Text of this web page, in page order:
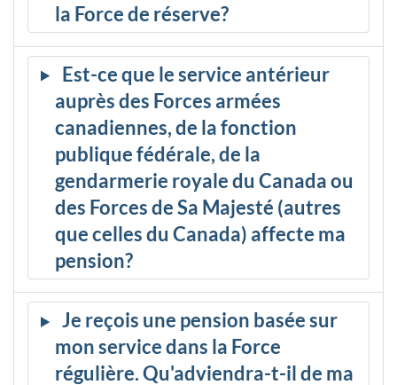
la Force de réserve?
Est-ce que le service antérieur
auprès des Forces armées
canadiennes, de la fonction
publique fédérale, de la
gendarmerie royale du Canada ou
des Forces de Sa Majesté (autres
que celles du Canada) affecte ma
pension?
Je reçois une pension basée sur
mon service dans la Force
régulière. Qu'adviendra-t-il de ma